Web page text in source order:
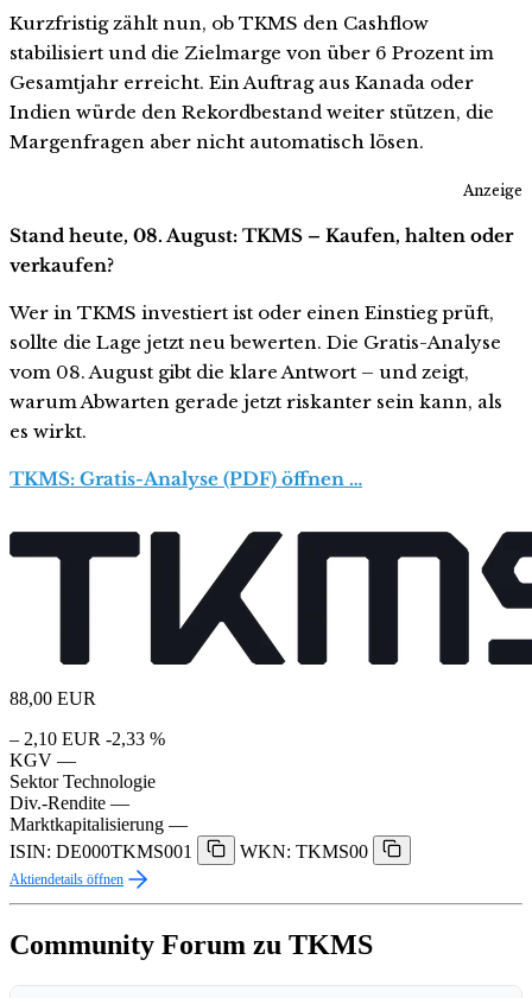
Kurzfristig zählt nun, ob TKMS den Cashflow
stabilisiert und die Zielmarge von über 6 Prozent im
Gesamtjahr erreicht. Ein Auftrag aus Kanada oder
Indien würde den Rekordbestand weiter stützen, die
Margenfragen aber nicht automatisch lösen.
Anzeige
Stand heute, 08. August: TKMS – Kaufen, halten oder
verkaufen?
Wer in TKMS investiert ist oder einen Einstieg prüft,
sollte die Lage jetzt neu bewerten. Die Gratis-Analyse
vom 08. August gibt die klare Antwort – und zeigt,
warum Abwarten gerade jetzt riskanter sein kann, als
es wirkt.
TKMS: Gratis-Analyse (PDF) öffnen …
88,00 EUR
– 2,10 EUR -2,33 %
KGV —
Sektor Technologie
Div.-Rendite —
Marktkapitalisierung —
ISIN: DE000TKMS001
WKN: TKMS00
Aktiendetails öffnen
Community Forum zu TKMS